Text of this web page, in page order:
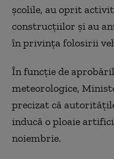
şcolile, au oprit
construcţiilor şi au
în privinţa folosirii
În funcţie de
meteorologice,
precizat că
inducă o ploaie
noiembrie.